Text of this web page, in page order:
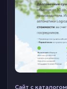
Сайт с каталогом